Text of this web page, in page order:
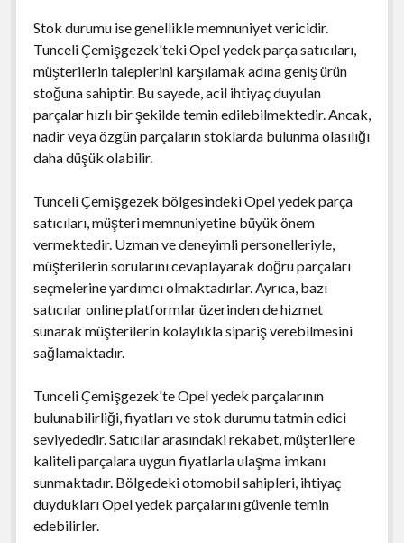
Stok durumu ise genellikle memnuniyet vericidir.
Tunceli Çemişgezek'teki Opel yedek parça satıcıları,
müşterilerin taleplerini karşılamak adına geniş ürün
stoğuna sahiptir. Bu sayede, acil ihtiyaç duyulan
parçalar hızlı bir şekilde temin edilebilmektedir. Ancak,
nadir veya özgün parçaların stoklarda bulunma olasılığı
daha düşük olabilir.
Tunceli Çemişgezek bölgesindeki Opel yedek parça
satıcıları, müşteri memnuniyetine büyük önem
vermektedir. Uzman ve deneyimli personelleriyle,
müşterilerin sorularını cevaplayarak doğru parçaları
seçmelerine yardımcı olmaktadırlar. Ayrıca, bazı
satıcılar online platformlar üzerinden de hizmet
sunarak müşterilerin kolaylıkla sipariş verebilmesini
sağlamaktadır.
Tunceli Çemişgezek'te Opel yedek parçalarının
bulunabilirliği, fiyatları ve stok durumu tatmin edici
seviyededir. Satıcılar arasındaki rekabet, müşterilere
kaliteli parçalara uygun fiyatlarla ulaşma imkanı
sunmaktadır. Bölgedeki otomobil sahipleri, ihtiyaç
duydukları Opel yedek parçalarını güvenle temin
edebilirler.